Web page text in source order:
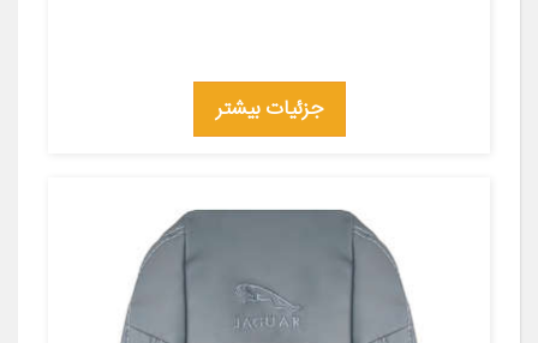
جزئیات بیشتر